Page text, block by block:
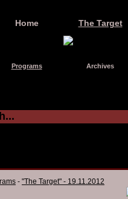
Home The Target
Programs Archives
- "The Target" - 19.11.2012